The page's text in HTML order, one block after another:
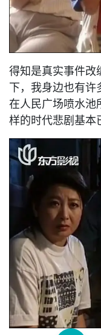
得知是真实事件改
下，我身边也有
在人民广场喷水池
样的时代悲剧基本